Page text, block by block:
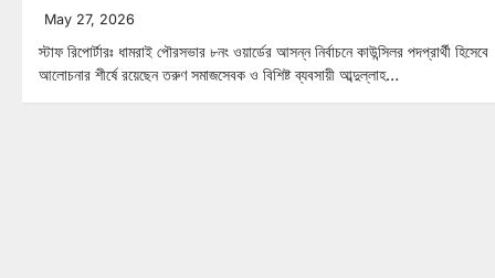
May 27, 2026
স্টাফ রিপোর্টারঃ ধামরাই পৌরসভার ৮নং ওয়ার্ডের আসন্ন নির্বাচনে কাউন্সিলর পদপ্রার্থী হিসেবে
আলোচনার শীর্ষে রয়েছেন তরুণ সমাজসেবক ও বিশিষ্ট ব্যবসায়ী আব্দুল্লাহ…